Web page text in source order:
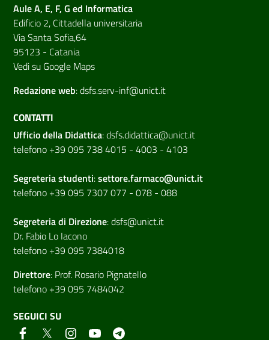
Aule A, E, F, G ed Informatica
Edificio 2, Cittadella universitaria
Via Santa Sofia,64
95123 - Catania
Vedi su Google Maps
Redazione web:dsfs.serv-inf@unict.it
CONTATTI
Ufficio della Didattica:dsfs.didattica@unict.it
telefono +39 095 738 4015 - 4003 - 4103
Segreteria studenti:settore.farmaco@unict.it
telefono +39 095 7307 077 - 078 - 088
Segreteria di Direzione:dsfs@unict.it
Dr. Fabio Lo Iacono
telefono +39 095 7384018
Direttore: Prof. Rosario Pignatello
telefono +39 095 7484042
SEGUICI SU